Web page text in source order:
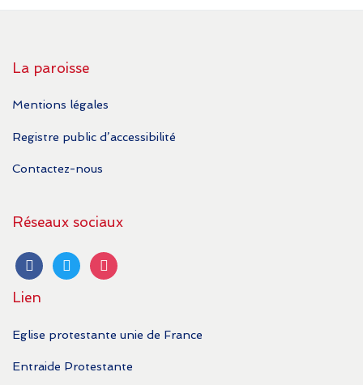
La paroisse
Mentions légales
Registre public d’accessibilité
Contactez-nous
Réseaux sociaux
facebooktwitter instagram
Lien
Eglise protestante unie de France
Entraide Protestante